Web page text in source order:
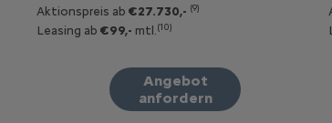
Aktionspreis ab €27.730,- (9)
Leasing ab €99,- mtl. (10)
Angebot
anfordern